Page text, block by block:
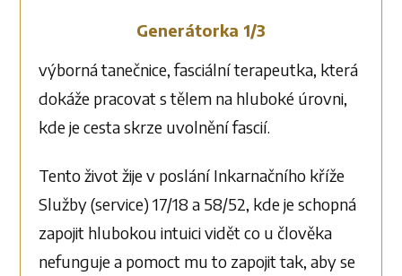
Generátorka 1/3
výborná tanečnice, fasciální terapeutka, která
dokáže pracovat s tělem na hluboké úrovni,
kde je cesta skrze uvolnění fascií.
Tento život žije v poslání Inkarnačního kříže
Služby (service) 17/18 a 58/52, kde je schopná
zapojit hlubokou intuici vidět co u člověka
nefunguje a pomoct mu to zapojit tak, aby se